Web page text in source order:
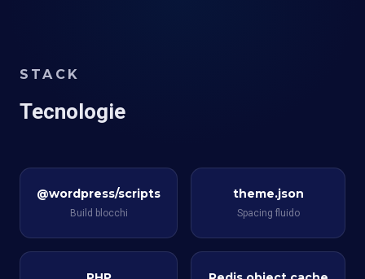
STACK
Tecnologie
@wordpress/scripts
Build blocchi
theme.json
Spacing fluido